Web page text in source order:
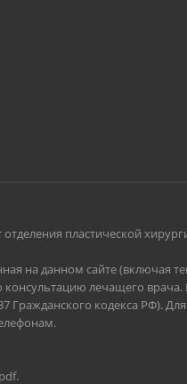
пластической
на данном сайте (включая
лечащего
Гражданского кодекса РФ).
.